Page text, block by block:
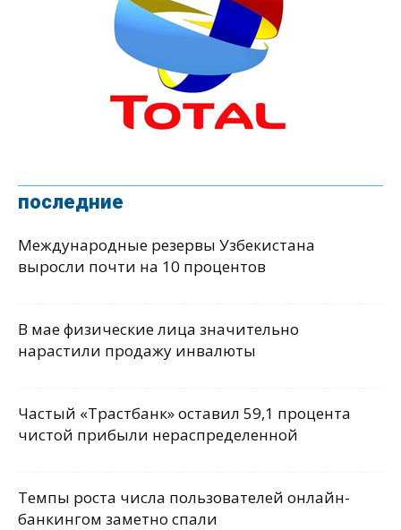
последние
Международные резервы Узбекистана
выросли почти на 10 процентов
В мае физические лица значительно
нарастили продажу инвалюты
Частый «Трастбанк» оставил 59,1 процента
чистой прибыли нераспределенной
Темпы роста числа пользователей онлайн-
банкингом заметно спали